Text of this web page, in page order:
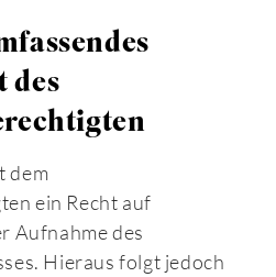
des
dem
ein Recht auf
Aufnahme des
Hieraus folgt jedoch